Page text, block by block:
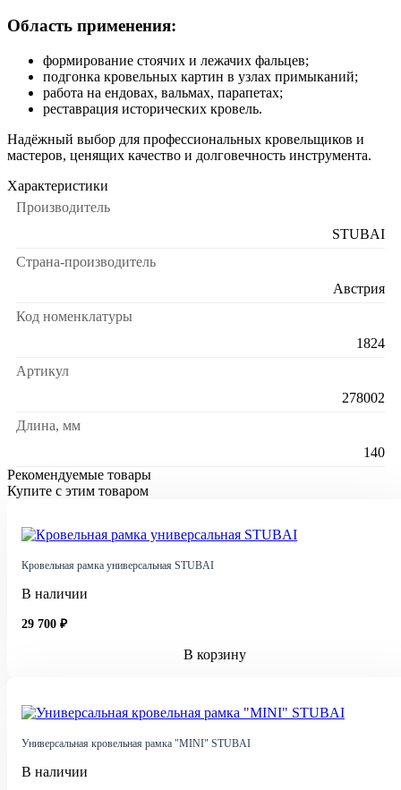
Область применения:
формирование стоячих и лежачих фальцев;
подгонка кровельных картин в узлах примыканий;
работа на ендовах, вальмах, парапетах;
реставрация исторических кровель.
Надёжный выбор для профессиональных кровельщиков и
мастеров, ценящих качество и долговечность инструмента.
Характеристики
Производитель
STUBAI
Страна-производитель
Австрия
Код номенклатуры
1824
Артикул
278002
Длина, мм
140
Рекомендуемые товары
Купите с этим товаром
Кровельная рамка универсальная STUBAI
В наличии
29 700 ₽
В корзину
Универсальная кровельная рамка "MINI" STUBAI
В наличии